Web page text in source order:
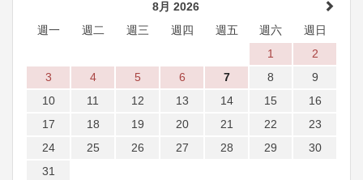
8月 2026
週一
週二 週三 週四 週五 週六
週日
1
2
3
4 5 6 7 8
9
10
11 12 13 14 15
16
17
18 19 20 21 22
23
24
25 26 27 28 29
30
31